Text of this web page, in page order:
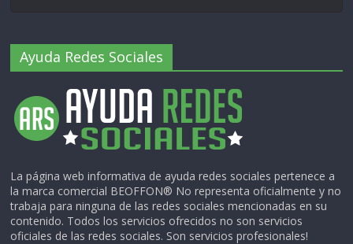
Ayuda Redes Sociales
La página web informativa de ayuda redes sociales pertenece a
la marca comercial BEOFFON® No representa oficialmente y no
trabaja para ninguna de las redes sociales mencionadas en su
contenido. Todos los servicios ofrecidos no son servicios
oficiales de las redes sociales. Son servicios profesionales!